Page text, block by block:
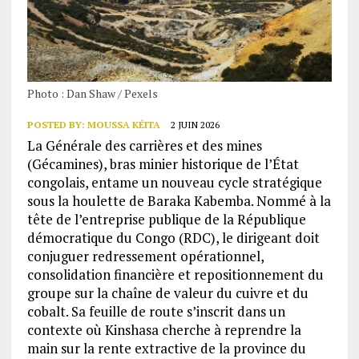
Photo : Dan Shaw / Pexels
POSTED BY: MOUSSA KÉITA 2 JUIN 2026
La Générale des carrières et des mines
(Gécamines), bras minier historique de l’État
congolais, entame un nouveau cycle stratégique
sous la houlette de Baraka Kabemba. Nommé à la
tête de l’entreprise publique de la République
démocratique du Congo (RDC), le dirigeant doit
conjuguer redressement opérationnel,
consolidation financière et repositionnement du
groupe sur la chaîne de valeur du cuivre et du
cobalt. Sa feuille de route s’inscrit dans un
contexte où Kinshasa cherche à reprendre la
main sur la rente extractive de la province du